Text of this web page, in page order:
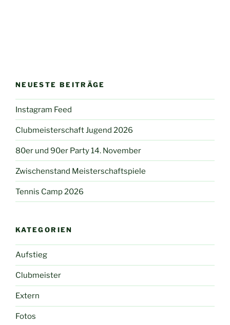
NEUESTE BEITRÄGE
Instagram Feed
Clubmeisterschaft Jugend 2026
80er und 90er Party 14. November
Zwischenstand Meisterschaftspiele
Tennis Camp 2026
KATEGORIEN
Aufstieg
Clubmeister
Extern
Fotos